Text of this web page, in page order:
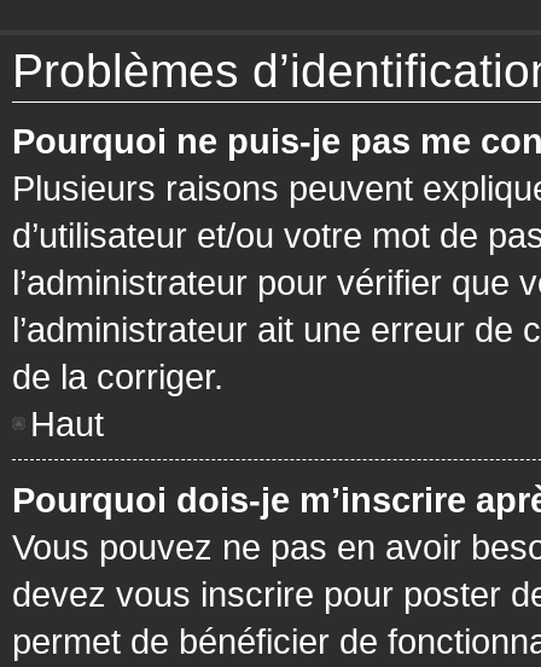
Problèmes
Pourquoi ne puis-je pas me
Plusieurs raisons peuvent
d’utilisateur et/ou votre mot de
l’administrateur pour vérifier que
l’administrateur ait une erreur de
de la corriger.
Haut
Pourquoi dois-je m’inscrire
Vous pouvez ne pas en avoir
devez vous inscrire pour poster
permet de bénéficier de